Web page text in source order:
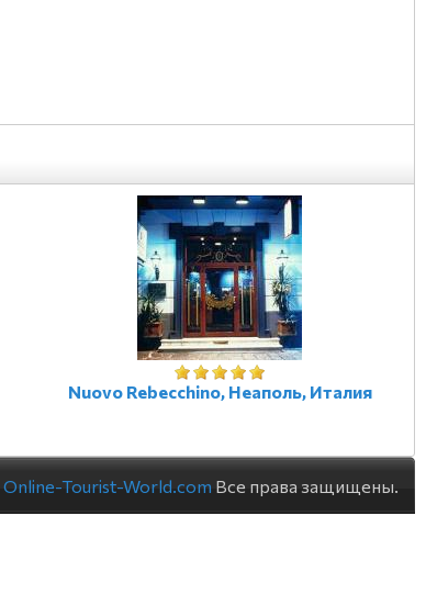
Nuovo Rebecchino, Неаполь, Италия
Online-Tourist-World.com Все права защищены.